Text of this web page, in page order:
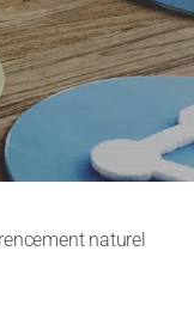
naturel